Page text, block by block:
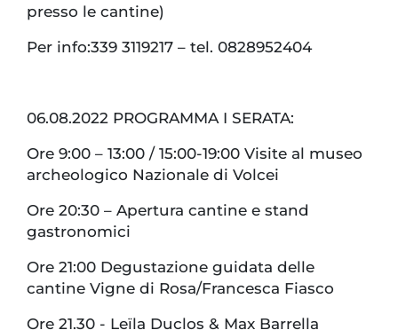
presso le cantine)
Per info:339 3119217 – tel. 0828952404
06.08.2022 PROGRAMMA I SERATA:
Ore 9:00 – 13:00 / 15:00-19:00 Visite al museo
archeologico Nazionale di Volcei
Ore 20:30 – Apertura cantine e stand
gastronomici
Ore 21:00 Degustazione guidata delle
cantine Vigne di Rosa/Francesca Fiasco
Ore 21.30 - Leïla Duclos & Max Barrella